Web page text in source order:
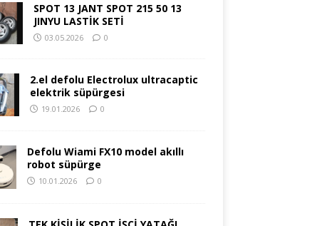
SPOT 13 JANT SPOT 215 50 13
JINYU LASTİK SETİ
03.05.2026 0
2.el defolu Electrolux ultracaptic
elektrik süpürgesi
19.01.2026 0
Defolu Wiami FX10 model akıllı
robot süpürge
10.01.2026 0